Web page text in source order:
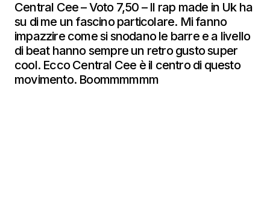
Central Cee – Voto 7,50 – Il rap made in Uk ha
su di me un fascino particolare. Mi fanno
impazzire come si snodano le barre e a livello
di beat hanno sempre un retro gusto super
cool. Ecco Central Cee è il centro di questo
movimento. Boommmmmm